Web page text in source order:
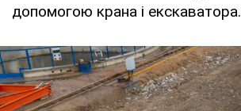
допомогою крана і екскаватора.